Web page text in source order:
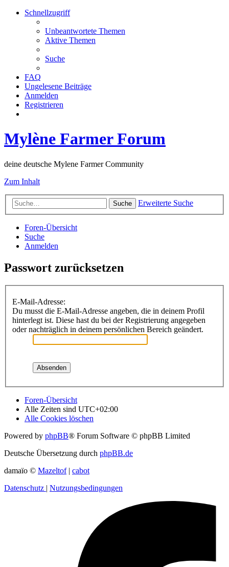
Schnellzugriff
Unbeantwortete Themen
Aktive Themen
Suche
FAQ
Ungelesene Beiträge
Anmelden
Registrieren
Mylène Farmer Forum
deine deutsche Mylene Farmer Community
Zum Inhalt
Suche Erweiterte Suche
Foren-Übersicht
Suche
Anmelden
Passwort zurücksetzen
E-Mail-Adresse:
Du musst die E-Mail-Adresse angeben, die in deinem Profil
hinterlegt ist. Diese hast du bei der Registrierung angegeben
oder nachträglich in deinem persönlichen Bereich geändert.
Foren-Übersicht
Alle Zeiten sind UTC+02:00
Alle Cookies löschen
Powered by phpBB® Forum Software © phpBB Limited
Deutsche Übersetzung durch phpBB.de
damaïo © Mazeltof| cabot
Datenschutz | Nutzungsbedingungen